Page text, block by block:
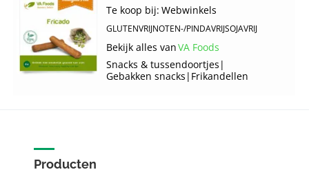
Te koop bij: Webwinkels
GLUTENVRIJNOTEN-/PINDAVRIJSOJAVRIJ
Bekijk alles vanVA Foods
Snacks & tussendoortjes |
Gebakken snacks | Frikandellen
Producten